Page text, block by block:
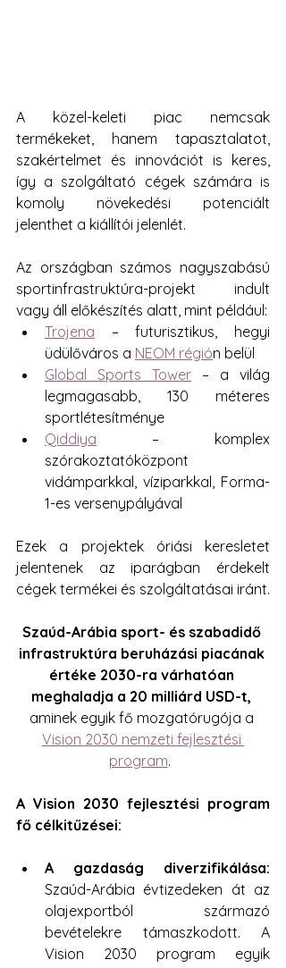
A közel-keleti piac nemcsak
termékeket, hanem tapasztalatot,
szakértelmet és innovációt is keres,
így a szolgáltató cégek számára is
komoly növekedési potenciált
jelenthet a kiállítói jelenlét.
Az országban számos nagyszabású
sportinfrastruktúra-projekt indult
vagy áll előkészítés alatt, mint például:
Trojena – futurisztikus, hegyi
üdülőváros a NEOM régión belül
Global Sports Tower – a világ
legmagasabb, 130 méteres
sportlétesítménye
Qiddiya – komplex
szórakoztatóközpont
vidámparkkal, víziparkkal, Forma-
1-es versenypályával
Ezek a projektek óriási keresletet
jelentenek az iparágban érdekelt
cégek termékei és szolgáltatásai iránt.
Szaúd-Arábia sport- és szabadidő
infrastruktúra beruházási piacának
értéke 2030-ra várhatóan
meghaladja a 20 milliárd USD-t,
aminek egyik fő mozgatórugója a
Vision 2030 nemzeti fejlesztési
program.
A Vision 2030 fejlesztési program
fő célkitűzései:
Szaúd-Arábia évtizedeken át az
olajexportból származó
bevételekre támaszkodott. A
Vision 2030 program egyik